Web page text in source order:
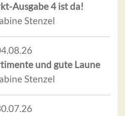
Ausgabe 4 ist da!
Stenzel
und gute Laune
Stenzel